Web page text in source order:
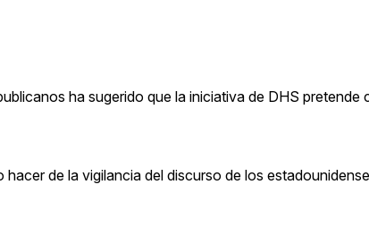
ha sugerido que la iniciativa de DHS pretende
de la vigilancia del discurso de los